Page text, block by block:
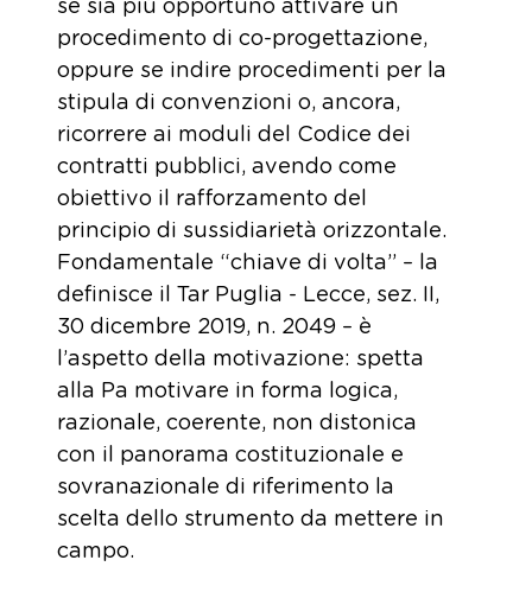
se sia più opportuno attivare un
procedimento di co-progettazione,
oppure se indire procedimenti per la
stipula di convenzioni o, ancora,
ricorrere ai moduli del Codice dei
contratti pubblici, avendo come
obiettivo il rafforzamento del
principio di sussidiarietà orizzontale.
Fondamentale “chiave di volta” – la
definisce il Tar Puglia - Lecce, sez. II,
30 dicembre 2019, n. 2049 – è
l’aspetto della motivazione: spetta
alla Pa motivare in forma logica,
razionale, coerente, non distonica
con il panorama costituzionale e
sovranazionale di riferimento la
scelta dello strumento da mettere in
campo.